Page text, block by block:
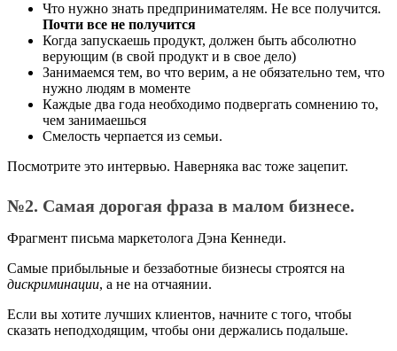
Что нужно знать предпринимателям. Не все получится.
Почти все не получится
Когда запускаешь продукт, должен быть абсолютно
верующим (в свой продукт и в свое дело)
Занимаемся тем, во что верим, а не обязательно тем, что
нужно людям в моменте
Каждые два года необходимо подвергать сомнению то,
чем занимаешься
Смелость черпается из семьи.
Посмотрите это интервью. Наверняка вас тоже зацепит.
№2. Самая дорогая фраза в малом бизнесе.
Фрагмент письма маркетолога Дэна Кеннеди.
Самые прибыльные и беззаботные бизнесы строятся на
дискриминации, а не на отчаянии.
Если вы хотите лучших клиентов, начните с того, чтобы
сказать неподходящим, чтобы они держались подальше.